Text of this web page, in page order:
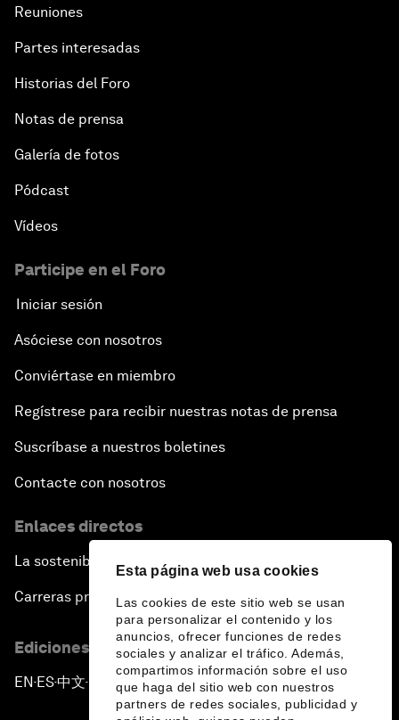
Esta página web usa cookies
Las cookies de este sitio web se usan
para personalizar el contenido y los
anuncios, ofrecer funciones de redes
sociales y analizar el tráfico. Además,
compartimos información sobre el uso
que haga del sitio web con nuestros
partners de redes sociales, publicidad y
Reuniones
Partes interesadas
Historias del Foro
Notas de prensa
Galería de fotos
Pódcast
Vídeos
Participe en el Foro
Iniciar sesión
Asóciese con nosotros
Conviértase en miembro
Regístrese para recibir nuestras notas de prensa
Suscríbase a nuestros boletines
Contacte con nosotros
Enlaces directos
La sostenibilidad en el Foro
Carreras profesionales
Ediciones en otros idiomas
EN ▪ES▪中文▪ 日本語